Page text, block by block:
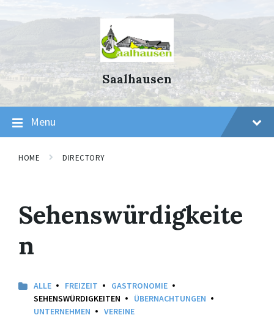
Saalhausen
Menu
HOME DIRECTORY
Sehenswürdigkeite
n
ALLE FREIZEIT
GASTRONOMIE
SEHENSWÜRDIGKEITEN
ÜBERNACHTUNGEN
UNTERNEHMEN
VEREINE